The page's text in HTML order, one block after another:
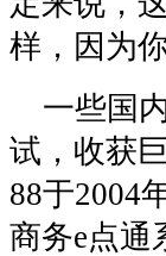
样，因为
一些国
试，收获
88于2004
商务e点通